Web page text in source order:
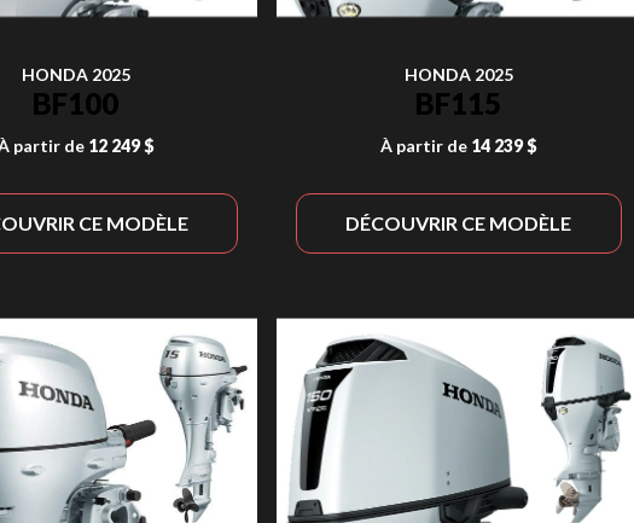
HONDA 2025
BF100
partir de 12 249 $
CE MODÈLE
HONDA 2025
BF115
À partir de 14 239 $
DÉCOUVRIR CE MODÈLE